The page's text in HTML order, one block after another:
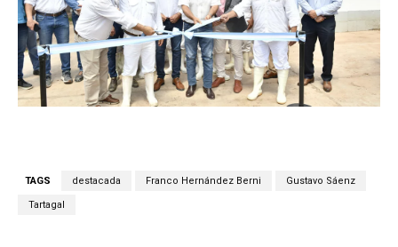
TAGS destacada Franco Hernández Berni Gustavo Sáenz
Tartagal